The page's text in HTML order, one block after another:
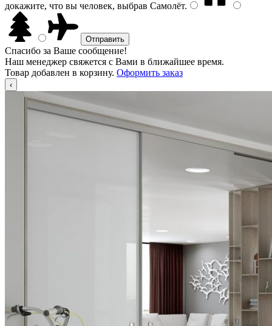
докажите, что вы человек, выбрав Самолёт.
Спасибо за Ваше сообщение!
Наш менеджер свяжется с Вами в ближайшее время.
Товар добавлен в корзину. Оформить заказ